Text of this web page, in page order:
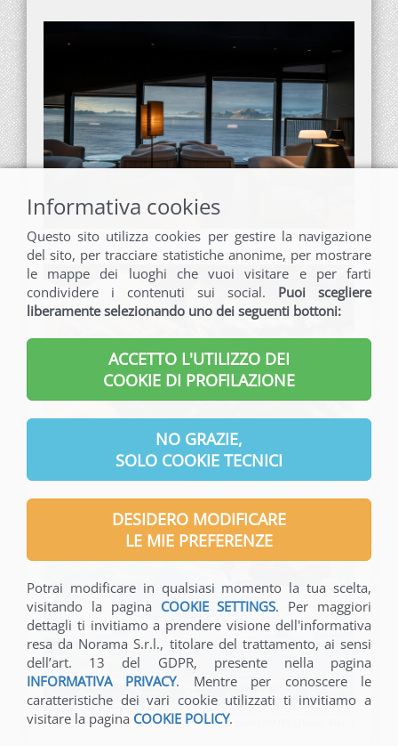
©PONANT-Olivier Coret
©StudioGAUGUIN-PONANT-DDecaix
©StudioPONANT-Olivier Blaud
Informativa cookies
Questo sito utilizza cookies per gestire la navigazione
del sito, per tracciare statistiche anonime, per mostrare
le mappe dei luoghi che vuoi visitare e per farti
condividere i contenuti sui social. Puoi scegliere
liberamente selezionando uno dei seguenti bottoni:
ACCETTO L'UTILIZZO DEI
COOKIE DI PROFILAZIONE
NO GRAZIE,
SOLO COOKIE TECNICI
DESIDERO MODIFICARE
LE MIE PREFERENZE
Potrai modificare in qualsiasi momento la tua scelta,
visitando la pagina COOKIE SETTINGS. Per maggiori
dettagli ti invitiamo a prendere visione dell'informativa
resa da Norama S.r.l., titolare del trattamento, ai sensi
dell’art. 13 del GDPR, presente nella pagina
INFORMATIVA PRIVACY. Mentre per conoscere le
caratteristiche dei vari cookie utilizzati ti invitiamo a
visitare la pagina COOKIE POLICY.